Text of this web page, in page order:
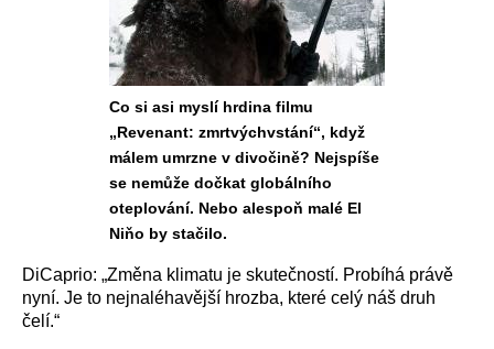
Co si asi myslí hrdina filmu
„Revenant: zmrtvýchvstání“, když
málem umrzne v divočině? Nejspíše
se nemůže dočkat globálního
oteplování. Nebo alespoň malé El
Niňo by stačilo.
DiCaprio: „Změna klimatu je skutečností. Probíhá právě
nyní. Je to nejnaléhavější hrozba, které celý náš druh
čelí.“